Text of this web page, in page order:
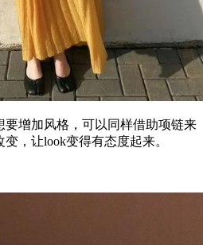
增加风格，可以同样借助项链来
，让look变得有态度起来。